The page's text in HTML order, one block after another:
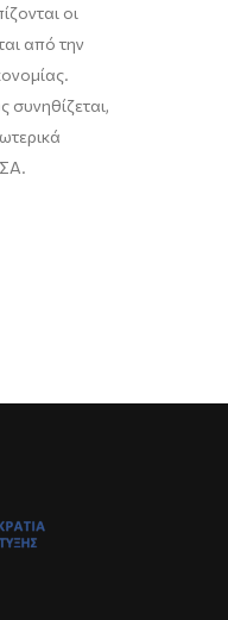
οι
από την
συνηθίζεται,